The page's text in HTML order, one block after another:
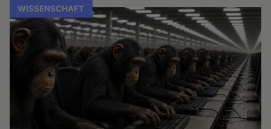
WISSENSCHAFT